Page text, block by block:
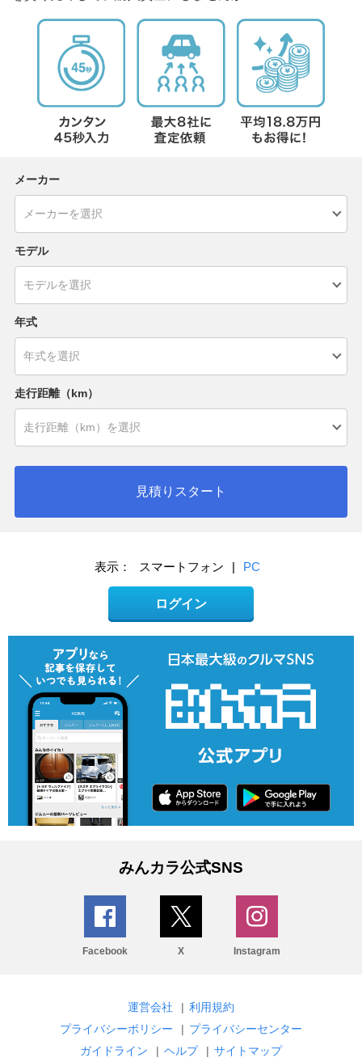
メーカー
モデル
年式
走行距離（km）
見積りスタート
表示： スマートフォン | PC
ログイン
みんカラ公式SNS
Facebook X Instagram
運営会社 | 利用規約
プライバシーポリシー
| プライバシーセンター
ガイドライン
| ヘルプ | サイトマップ